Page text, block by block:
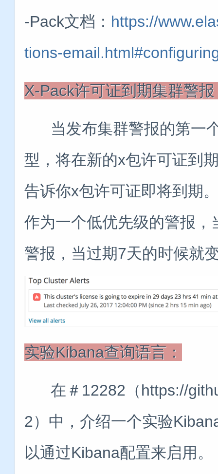
-Pack文档： https://
tions-
X-Pack许可证到期集群警
当发布集群警报的第一
型，将在新的x包许可证到
告诉你x包许可证即将到期
作为一个低优先级的警报
警报，当过期7天的时候就
实验Kibana查询语言：
在＃12282（https://
2）中，介绍一个实验
以通过Kibana配置来启用。